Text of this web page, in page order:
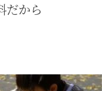
だから